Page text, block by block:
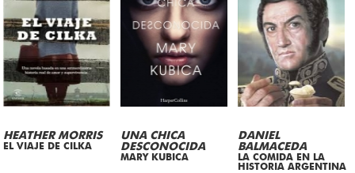
HEATHER MORRIS
EL VIAJE DE CILKA
UNA CHICA
DESCONOCIDA
MARY KUBICA
DANIEL
BALMACEDA
LA COMIDA EN LA
HISTORIA ARGENTINA